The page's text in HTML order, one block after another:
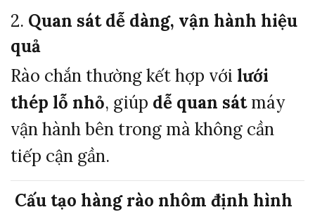
2. Quan sát dễ dàng, vận hành hiệu
quả
Rào chắn thường kết hợp với lưới
thép lỗ nhỏ, giúp dễ quan sátmáy
vận hành bên trong mà không cần
tiếp cận gần.
Cấu tạo hàng rào nhôm định hình